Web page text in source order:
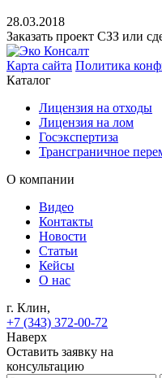
28.03.2018
Заказать проект СЗЗ или
Карта сайта Политика
Каталог
Лицензия на отходы
Лицензия на лом
Госэкспертиза
Трансграничное
О компании
Видео
Контакты
Новости
Статьи
Кейсы
О нас
г. Клин,
+7 (343) 372-00-72
Наверх
Оставить заявку на
консультацию